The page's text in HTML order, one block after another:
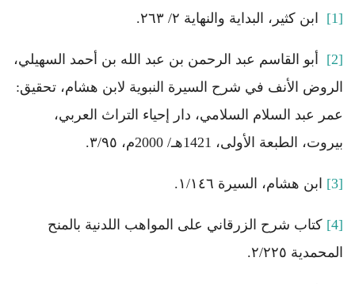
[1] ابن كثير، البداية والنهاية ٢/ ٢٦٣.
[2]
أبو القاسم عبد الرحمن بن عبد الله بن أحمد السهيلي،
الروض الأنف في شرح السيرة النبوية لابن هشام، تحقيق:
عمر عبد السلام السلامي، دار إحياء التراث العربي،
بيروت، الطبعة الأولى، 1421هـ/ 2000م، ٣/٩٥.
[3] ابن هشام، السيرة ١/١٤٦.
[4]
كتاب شرح الزرقاني على المواهب اللدنية بالمنح
المحمدية ٢/٢٢٥.